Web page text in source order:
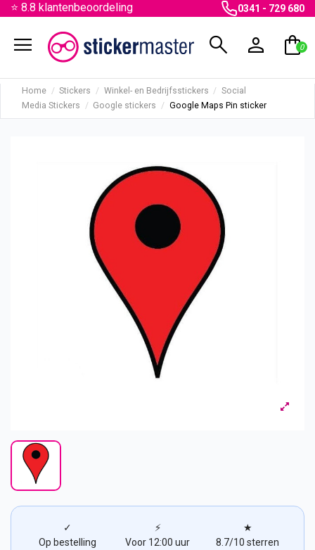
⭐ 8.8 klantenbeoordeling 0341 - 729 680
menu search person shopping_bag
0
Home Stickers Winkel- en Bedrijfsstickers
Social
Media Stickers
Google stickers Google Maps Pin sticker
✓
Op bestelling
⚡
Voor 12:00 uur
★
8.7/10 sterren